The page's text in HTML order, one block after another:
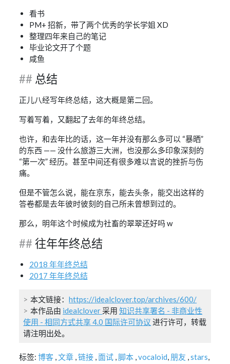
看书
PM+ 招新，带了两个优秀的学长学姐 XD
整理四年来自己的笔记
毕业论文开了个题
咸鱼
总结
正儿八经写年终总结，这大概是第二回。
写着写着，又翻起了去年的年终总结。
也许，和去年比的话，这一年并没有那么多可以 “暴晒”
的东西 —— 没什么旅游三大洲，也没那么多印象深刻的
“第一次” 经历。甚至中间还有很多难以言说的挫折与伤
痛。
但是不管怎么说，能在京东，能去头条，能交出这样的
答卷都是去年彼时彼刻的自己所未曾想到过的。
那么，明年这个时候成为社畜的翠翠还好吗 w
往年年终总结
2018 年年终总结
2017 年年终总结
本文链接：https://idealclover.top/archives/600/
本作品由 idealclover 采用知识共享署名 - 非商业性
使用 - 相同方式共享 4.0 国际许可协议 进行许可，转载
请注明出处。
标签:博客 ,文章 ,链接 ,面试 , 脚本 ,vocaloid, 朋友 ,stars,